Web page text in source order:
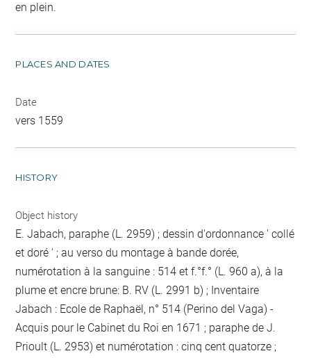
en plein.
PLACES AND DATES
Date
vers 1559
HISTORY
Object history
E. Jabach, paraphe (L. 2959) ; dessin d'ordonnance ' collé
et doré ' ; au verso du montage à bande dorée,
numérotation à la sanguine : 514 et f.°f.° (L. 960 a), à la
plume et encre brune: B. RV (L. 2991 b) ; Inventaire
Jabach : Ecole de Raphaël, n° 514 (Perino del Vaga) -
Acquis pour le Cabinet du Roi en 1671 ; paraphe de J.
Prioult (L. 2953) et numérotation : cinq cent quatorze ;